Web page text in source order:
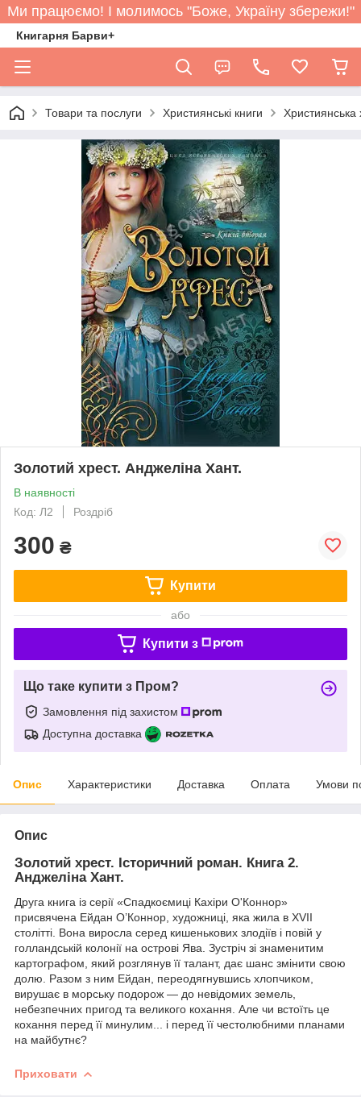
Ми працюємо! І молимось "Боже, Україну збережи!"
Книгарня Барви+
Товари та послуги Християнські книги Християнська
Золотий хрест. Анджеліна Хант.
В наявності
Код: Л2
Роздріб
300 ₴
Купити
або
Купити з
Що таке купити з Пром?
Замовлення під захистом
Доступна доставка
Опис Характеристики Доставка Оплата Умови
Опис
Золотий хрест. Історичний роман. Книга 2.
Анджеліна Хант.
Друга книга із серії «Спадкоємиці Кахіри О'Коннор»
присвячена Ейдан О’Коннор, художниці, яка жила в XVII
столітті. Вона виросла серед кишенькових злодіїв і повій у
голландській колонії на острові Ява. Зустріч зі знаменитим
картографом, який розглянув її талант, дає шанс змінити свою
долю. Разом з ним Ейдан, переодягнувшись хлопчиком,
вирушає в морську подорож — до невідомих земель,
небезпечних пригод та великого кохання. Але чи встоїть це
кохання перед її минулим... і перед її честолюбними планами
на майбутнє?
Приховати